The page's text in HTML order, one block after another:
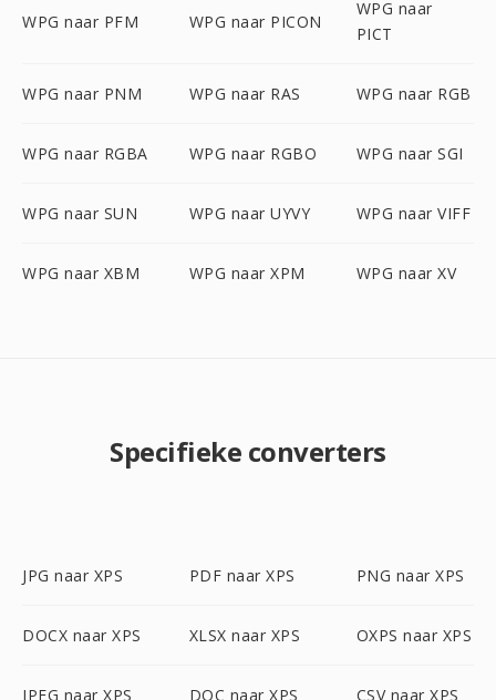
WPG naar PFM WPG naar PICON
WPG naar
PICT
WPG naar PNM WPG naar RAS WPG naar RGB
WPG naar RGBA WPG naar RGBO WPG naar SGI
WPG naar SUN WPG naar UYVY WPG naar VIFF
WPG naar XBM WPG naar XPM WPG naar XV
Specifieke converters
JPG naar XPS PDF naar XPS PNG naar XPS
DOCX naar XPS XLSX naar XPS OXPS naar XPS
JPEG naar XPS DOC naar XPS CSV naar XPS